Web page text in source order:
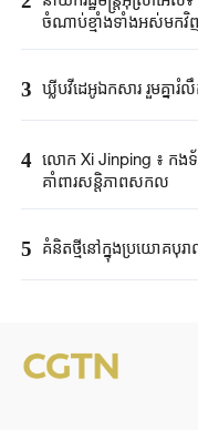
ចំណាប់ខ្មាំងទាំងអស់មកវិ
3 ឃ្លីបវីដេអូឯកសារ រួមគ្នា
4 លោក Xi Jinping ៖ កងទ័
គាំពារសន្តិភាពសកល
5 គំនិតថ្មីនៅក្នុងប្រយោគបុរ